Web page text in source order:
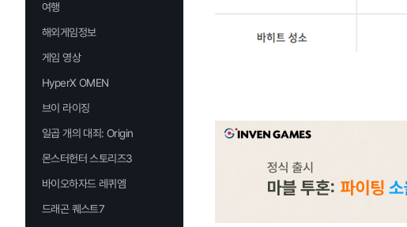
여행
해외게임정보
게임 영상
HyperX OMEN
브이 라이징
일곱 개의 대죄: Origin
몬스터헌터 스토리즈3
바이오하자드 레퀴엠
드래곤 퀘스트7